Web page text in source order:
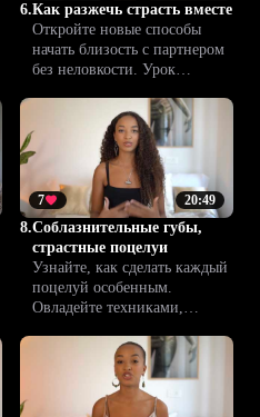
6.Как разжечь страсть вместе
Откройте новые способы
начать близость с партнером
без неловкости. Урок
для разжигания страсти,
чтобы ваши отношения
всегда оставались живыми и
желанными.
20:49
7
8.Соблазнительные губы,
страстные поцелуи
Узнайте, как сделать каждый
поцелуй особенным.
Овладейте техниками,
и создают незабываемую
близость между вами и
вашим партнером.